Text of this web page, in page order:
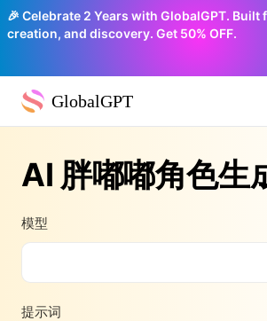
🎉 Celebrate 2 Years with GlobalGPT. Built
creation, and discovery. Get 50% OFF.
GlobalGPT
AI 胖嘟嘟角色生
模型
提示词